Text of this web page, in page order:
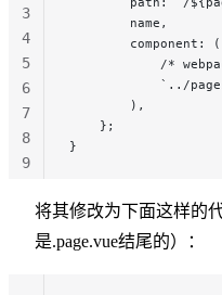
        name,
component:
/*
`../
        ),
    };
}
3
4
5
6
7
8
9
将其修改为下面这样的
是.page.vue结尾的）：